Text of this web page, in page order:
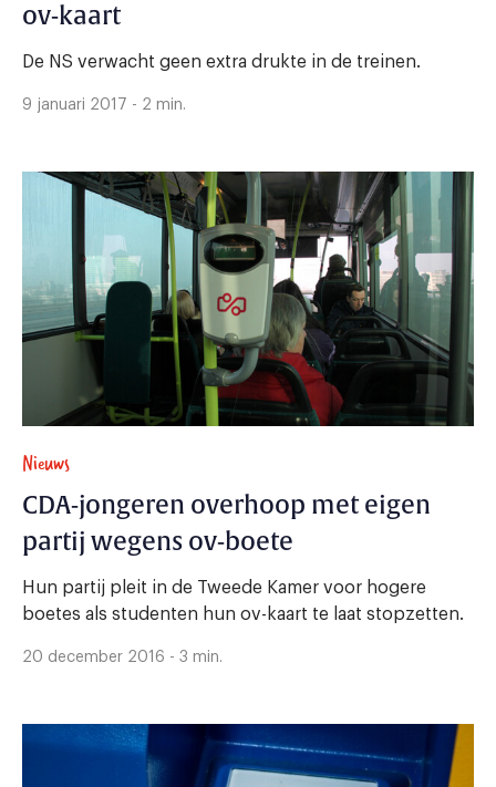
ov-kaart
De NS verwacht geen extra drukte in de treinen.
9 januari 2017 - 2 min.
Nieuws
CDA-jongeren overhoop met eigen
partij wegens ov-boete
Hun partij pleit in de Tweede Kamer voor hogere
boetes als studenten hun ov-kaart te laat stopzetten.
20 december 2016 - 3 min.